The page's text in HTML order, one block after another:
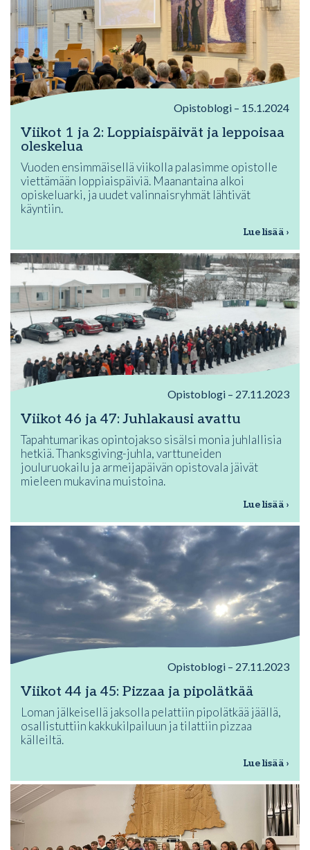
Opistoblogi – 15.1.2024
Viikot 1 ja 2: Loppiaispäivät ja leppoisaa
oleskelua
Vuoden ensimmäisellä viikolla palasimme opistolle
viettämään loppiaispäiviä. Maanantaina alkoi
opiskeluarki, ja uudet valinnaisryhmät lähtivät
käyntiin.
Lue lisää ›
Opistoblogi – 27.11.2023
Viikot 46 ja 47: Juhlakausi avattu
Tapahtumarikas opintojakso sisälsi monia juhlallisia
hetkiä. Thanksgiving-juhla, varttuneiden
jouluruokailu ja armeijapäivän opistovala jäivät
mieleen mukavina muistoina.
Lue lisää ›
Opistoblogi – 27.11.2023
Viikot 44 ja 45: Pizzaa ja pipolätkää
Loman jälkeisellä jaksolla pelattiin pipolätkää jäällä,
osallistuttiin kakkukilpailuun ja tilattiin pizzaa
källeiltä.
Lue lisää ›